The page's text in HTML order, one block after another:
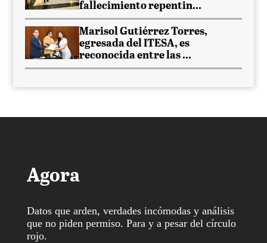
fallecimiento repentin...
Marisol Gutiérrez Torres,
egresada del ITESA, es
reconocida entre las ...
Agora
Datos que arden, verdades incómodas y análisis
que no piden permiso. Para y a pesar del círculo
rojo.